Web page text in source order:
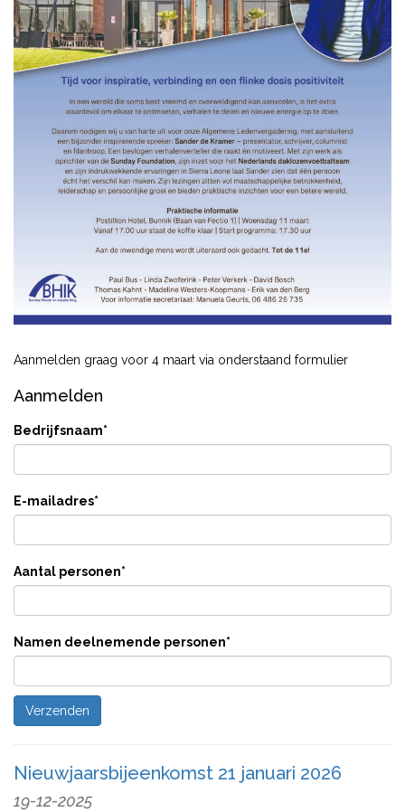
Aanmelden graag voor 4 maart via onderstaand formulier
Aanmelden
Bedrijfsnaam*
E-mailadres*
Aantal personen*
Namen deelnemende personen*
Nieuwjaarsbijeenkomst 21 januari 2026
19-12-2025